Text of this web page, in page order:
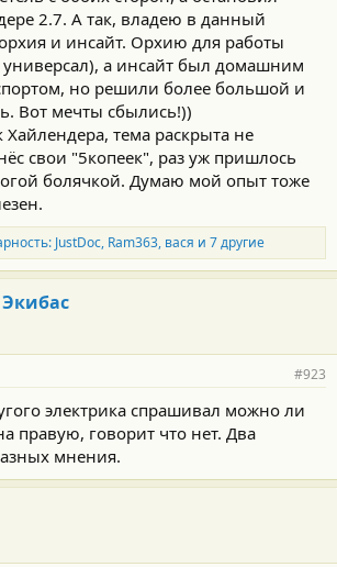
2.7. А так, владею в данный
и инсайт. Орхию для работы
а инсайт был домашним
но решили более большой и
Вот мечты сбылись!))
Хайлендера, тема раскрыта не
свои "5копеек", раз уж пришлось
болячкой. Думаю мой опыт тоже
JustDoc, Ram363, вася и 7 другие
#923
электрика спрашивал можно ли
правую, говорит что нет. Два
мнения.